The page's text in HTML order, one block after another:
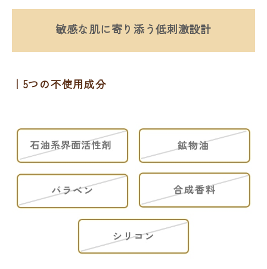
敏感な肌に寄り添う低刺激設計
5つの不使用成分